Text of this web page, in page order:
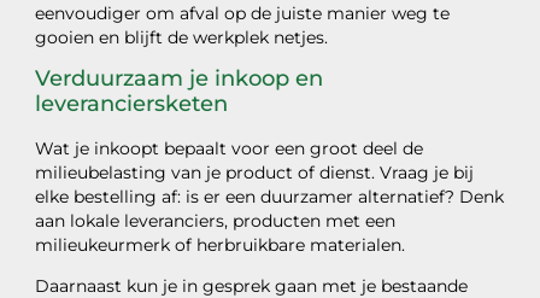
eenvoudiger om afval op de juiste manier weg te
gooien en blijft de werkplek netjes.
Verduurzaam je inkoop en
leveranciersketen
Wat je inkoopt bepaalt voor een groot deel de
milieubelasting van je product of dienst. Vraag je bij
elke bestelling af: is er een duurzamer alternatief? Denk
aan lokale leveranciers, producten met een
milieukeurmerk of herbruikbare materialen.
Daarnaast kun je in gesprek gaan met je bestaande